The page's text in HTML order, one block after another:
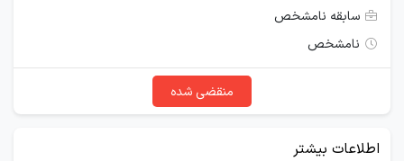
سابقه نامشخص
نامشخص
منقضی شده
اطلاعات بیشتر